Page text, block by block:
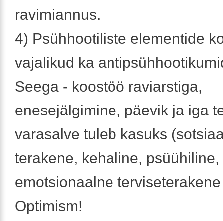
ravimiannus.
4) Psühhootiliste elementide
vajalikud ka
Seega - koostöö raviarstiga,
enesejälgimine, päevik ja iga
varasalve tuleb kasuks
terakene, kehaline, psüühiline,
emotsionaalne
Optimism!